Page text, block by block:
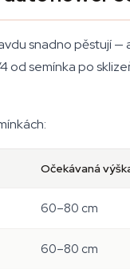
snadno pěstují
od semínka po
Očekávaná
60–80 cm
60–80 cm